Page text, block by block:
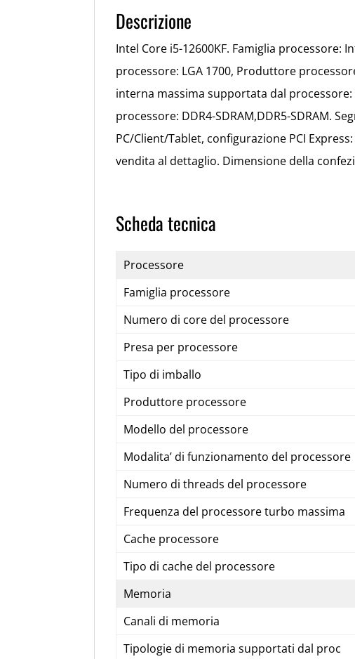
Descrizione
Intel Core i5-12600KF. Famiglia processore:
processore: LGA 1700, Produttore
interna massima supportata dal
processore: DDR4-SDRAM,DDR5-SDRAM.
PC/Client/Tablet, configurazione PCI
vendita al dettaglio. Dimensione della
Scheda tecnica
Processore
Famiglia processore
Numero di core del processore
Presa per processore
Tipo di imballo
Produttore processore
Modello del processore
Modalita’ di funzionamento del processore
Numero di threads del processore
Frequenza del processore turbo massima
Cache processore
Tipo di cache del processore
Memoria
Canali di memoria
Tipologie di memoria supportati dal proc